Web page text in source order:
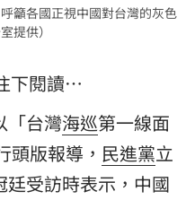
籲各國正視中國對台灣的灰色
提供）
下閱讀…
「台灣海巡第一線面
頭版報導， 民進黨立
廷受訪時表示，中國